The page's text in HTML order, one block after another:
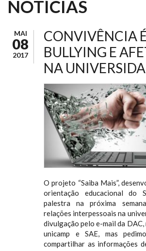
NOTÍCIAS
MAI
08
2017
CONVIVÊNCIA
BULLYING E
NA
O projeto “Saiba Mais”,
orientação educacional do
palestra na próxima
relações interpessoais na
divulgação pelo e-mail da
unicamp e SAE, mas
compartilhar as informações